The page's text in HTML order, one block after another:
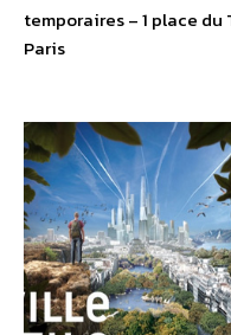
temporaires – 1 place du
Paris